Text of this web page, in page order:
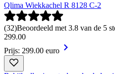
Qlima Wiekkachel R 8128 C-2
(32)Beoordeeld met 3.8 van de 5
299.00
Prijs: 299.00 euro